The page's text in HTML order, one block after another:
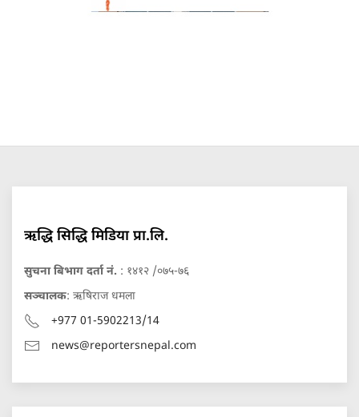
ऋद्धि सिद्धि मिडिया प्रा.लि.
सुचना बिभाग दर्ता नं. : १४१२ /०७५-७६
सञ्चालक: ऋषिराज धमला
+977 01-5902213/14
news@reportersnepal.com